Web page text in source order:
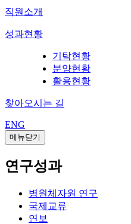
직원소개
성과현황
기탁현황
분양현황
활용현황
찾아오시는 길
ENG
메뉴닫기
연구성과
병원체자원 연구
국제교류
연보